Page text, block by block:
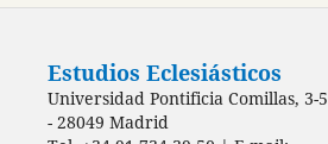
Estudios Eclesiásticos
Universidad Pontificia Comillas, 3-5
- 28049 Madrid